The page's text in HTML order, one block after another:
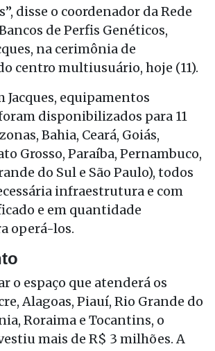
disse o coordenador da Rede
de Perfis Genéticos,
na cerimônia de
centro multiusuário, hoje (11).
Jacques, equipamentos
disponibilizados para 11
Bahia, Ceará, Goiás,
Grosso, Paraíba, Pernambuco,
do Sul e São Paulo), todos
infraestrutura e com
e em quantidade
operá-los.
o espaço que atenderá os
Alagoas, Piauí, Rio Grande do
Roraima e Tocantins, o
mais de R$ 3 milhões. A